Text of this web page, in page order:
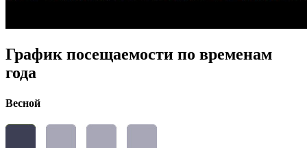
График посещаемости по временам
года
Весной